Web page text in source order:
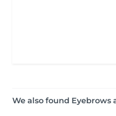
We also found Eyebrows